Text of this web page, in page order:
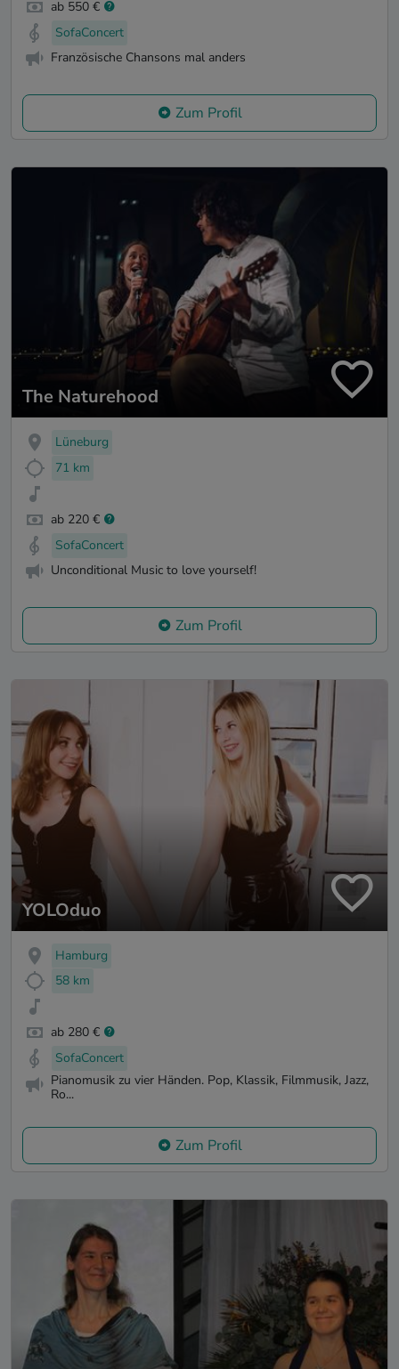
ab 550 €
SofaConcert
Französische Chansons mal anders
Zum Profil
The Naturehood
Lüneburg
71 km
ab 220 €
SofaConcert
Unconditional Music to love yourself!
Zum Profil
YOLOduo
Hamburg
58 km
ab 280 €
SofaConcert
Pianomusik zu vier Händen. Pop, Klassik, Filmmusik, Jazz,
Ro...
Zum Profil